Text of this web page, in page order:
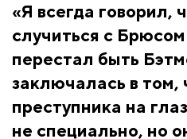
«Я всегда говорил,
случиться с
перестал быть
заключалась в том,
преступника на
не специально, но